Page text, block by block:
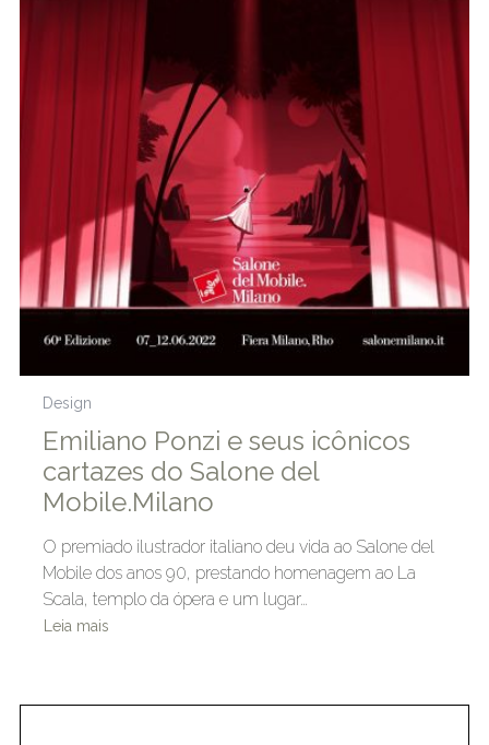
Design
Emiliano Ponzi e seus icônicos
cartazes do Salone del
Mobile.Milano
O premiado ilustrador italiano deu vida ao Salone del
Mobile dos anos 90, prestando homenagem ao La
Scala, templo da ópera e um lugar…
Leia mais